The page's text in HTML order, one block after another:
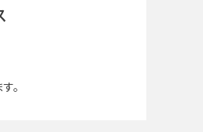
。